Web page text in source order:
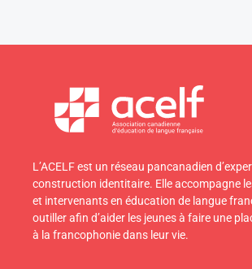
L’ACELF est un réseau pancanadien
construction identitaire. Elle accompagne
et intervenants en éducation de langue
outiller afin d’aider les jeunes à faire une
à la francophonie dans leur vie.